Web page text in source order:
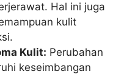
Hal ini juga
kulit
Kulit: Perubahan
keseimbangan